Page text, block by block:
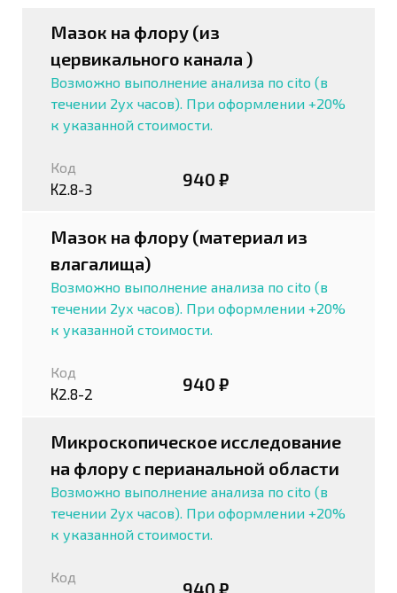
Мазок на флору (из
цервикального канала )
Возможно выполнение анализа по cito (в
течении 2ух часов). При оформлении +20%
к указанной стоимости.
Код
К2.8-3 940 ₽
Мазок на флору (материал из
влагалища)
Возможно выполнение анализа по cito (в
течении 2ух часов). При оформлении +20%
к указанной стоимости.
Код
К2.8-2 940 ₽
Микроскопическое исследование
на флору с перианальной области
Возможно выполнение анализа по cito (в
течении 2ух часов). При оформлении +20%
к указанной стоимости.
Код
940 ₽